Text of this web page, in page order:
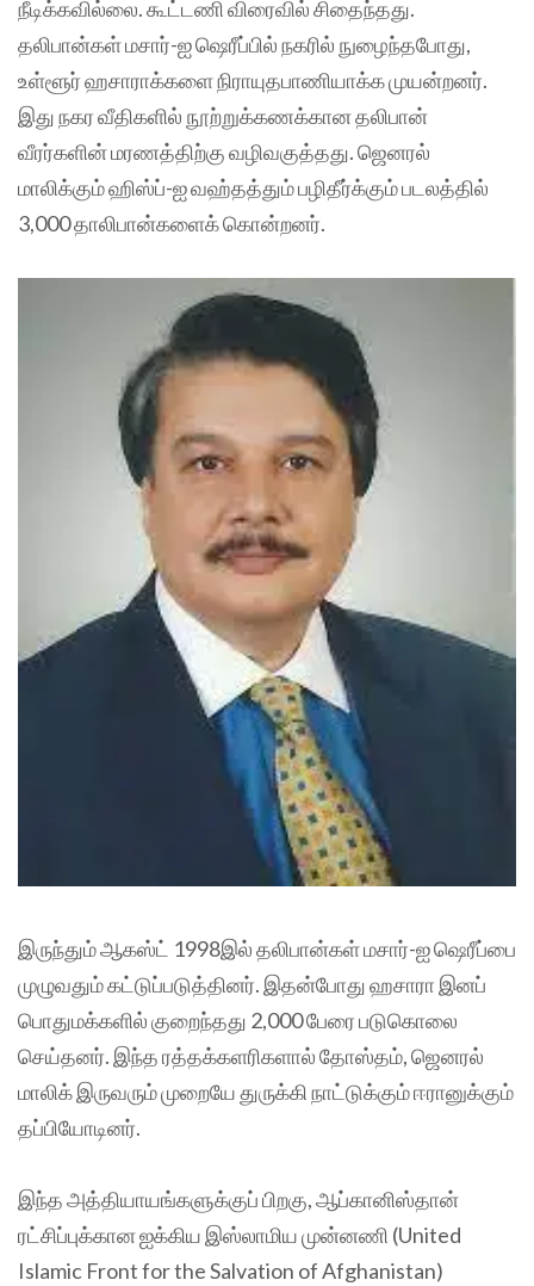
நீடிக்கவில்லை. கூட்டணி விரைவில் சிதைந்தது.
தலிபான்கள் மசார்-ஐ ஷெரீப்பில் நகரில் நுழைந்தபோது, ​​
உள்ளூர் ஹசாராக்களை நிராயுதபாணியாக்க முயன்றனர்.
இது நகர வீதிகளில் நூற்றுக்கணக்கான தலிபான்
வீரர்களின் மரணத்திற்கு வழிவகுத்தது. ஜெனரல்
மாலிக்கும் ஹிஸ்ப்-ஐ வஹ்தத்தும் பழிதீர்க்கும் படலத்தில்
3,000 தாலிபான்களைக் கொன்றனர்.
இருந்தும் ஆகஸ்ட் 1998இல் தலிபான்கள் மசார்-ஐ ஷெரீப்பை
முழுவதும் கட்டுப்படுத்தினர். இதன்போது ஹசாரா இனப்
பொதுமக்களில் குறைந்தது 2,000 பேரை படுகொலை
செய்தனர். இந்த ரத்தக்களரிகளால் தோஸ்தம், ஜெனரல்
மாலிக் இருவரும் முறையே துருக்கி நாட்டுக்கும் ஈரானுக்கும்
தப்பியோடினர்.
இந்த அத்தியாயங்களுக்குப் பிறகு, ஆப்கானிஸ்தான்
ரட்சிப்புக்கான ஐக்கிய இஸ்லாமிய முன்னணி (United
Islamic Front for the Salvation of Afghanistan)